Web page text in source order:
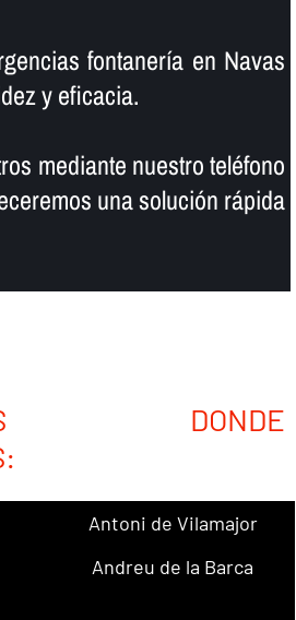
fontanerí­a en Navas
y eficacia.
mediante nuestro teléfono
una solución rápida
DONDE
Antoni de Vilamajor
Andreu de la Barca